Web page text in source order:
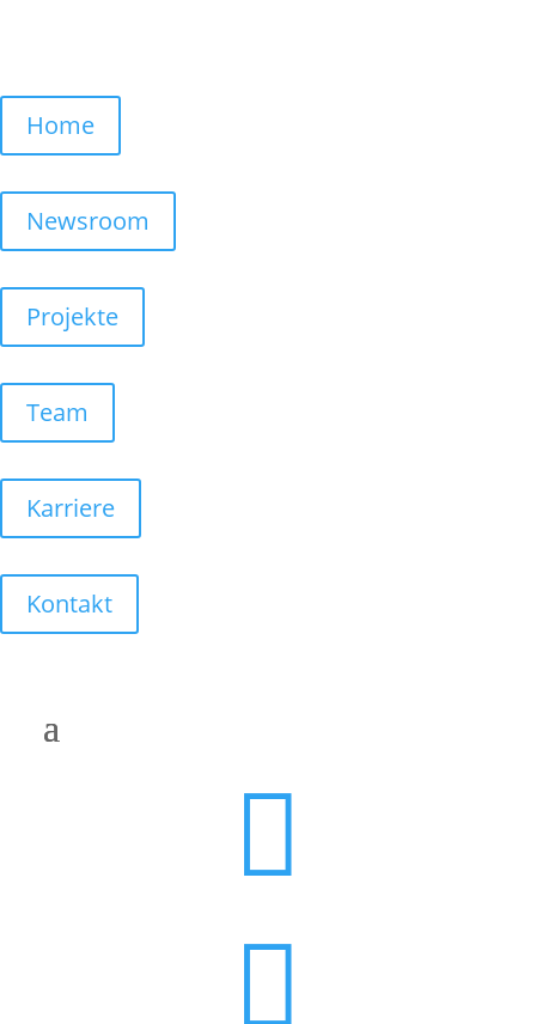
Home
Newsroom
Projekte
Team
Karriere
Kontakt

